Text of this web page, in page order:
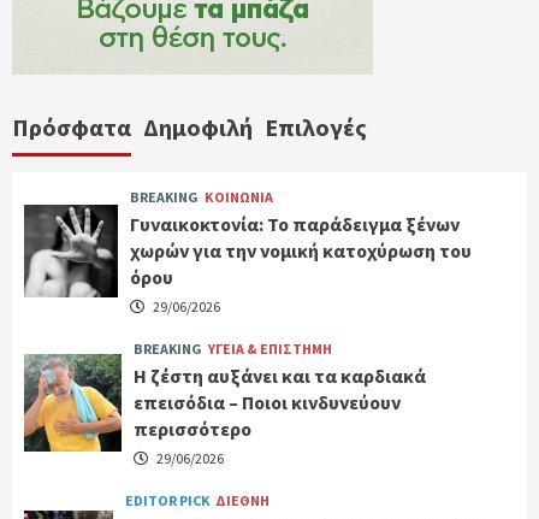
Πρόσφατα Δημοφιλή Επιλογές
BREAKING ΚΟΙΝΩΝΙΑ
Γυναικοκτονία: Το παράδειγμα ξένων
χωρών για την νομική κατοχύρωση του
όρου
29/06/2026
BREAKING ΥΓΕΙΑ & ΕΠΙΣΤΗΜΗ
Η ζέστη αυξάνει και τα καρδιακά
επεισόδια – Ποιοι κινδυνεύουν
περισσότερο
29/06/2026
EDITOR PICK ΔΙΕΘΝΗ